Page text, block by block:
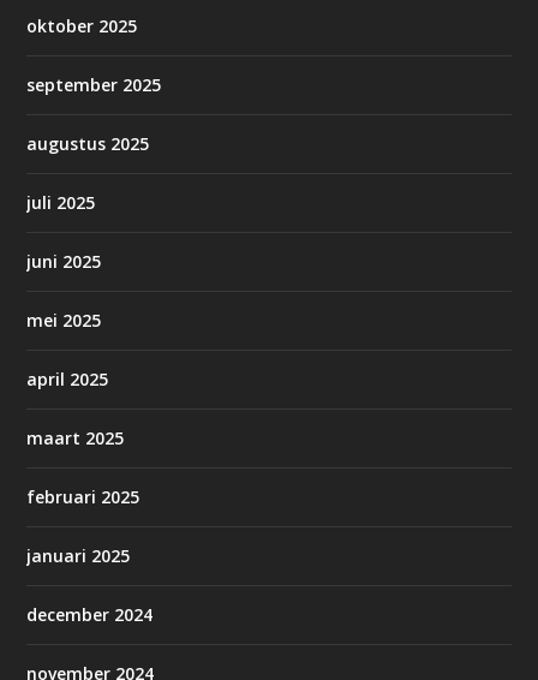
oktober 2025
september 2025
augustus 2025
juli 2025
juni 2025
mei 2025
april 2025
maart 2025
februari 2025
januari 2025
december 2024
november 2024